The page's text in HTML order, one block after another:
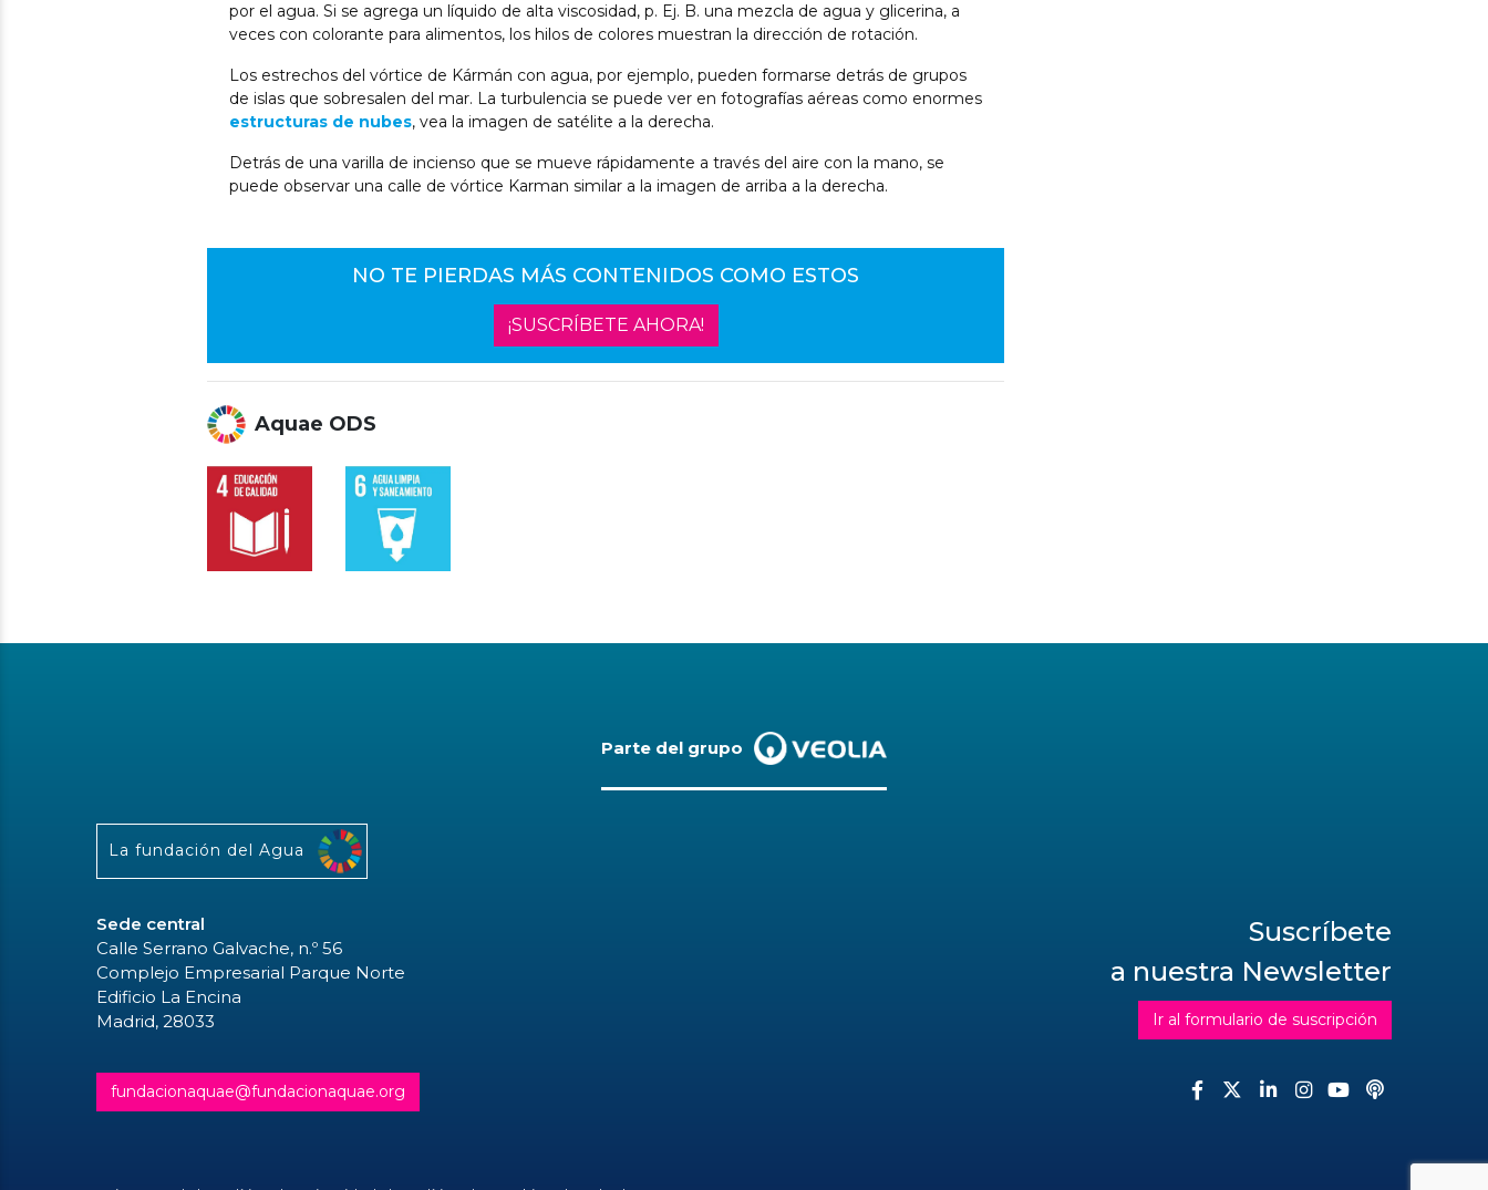
por el agua. Si se agrega un líquido de alta viscosidad, p. Ej. B. una mezcla de agua y glicerina, a
veces con colorante para alimentos, los hilos de colores muestran la dirección de rotación.
Los estrechos del vórtice de Kármán con agua, por ejemplo, pueden formarse detrás de grupos
de islas que sobresalen del mar. La turbulencia se puede ver en fotografías aéreas como enormes
estructuras de nubes, vea la imagen de satélite a la derecha.
Detrás de una varilla de incienso que se mueve rápidamente a través del aire con la mano, se
puede observar una calle de vórtice Karman similar a la imagen de arriba a la derecha.
NO TE PIERDAS MÁS CONTENIDOS COMO ESTOS
¡SUSCRÍBETE AHORA!
Aquae ODS
Parte del grupo
La fundación del Agua
Sede central
Calle Serrano Galvache, n.º 56
Complejo Empresarial Parque Norte
Edificio La Encina
Madrid, 28033
Suscríbete
a nuestra Newsletter
Ir al formulario de suscripción
fundacionaquae@fundacionaquae.org